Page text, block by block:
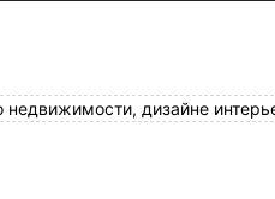
недвижимости, дизайне